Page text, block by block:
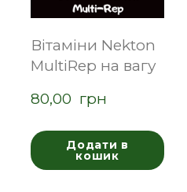
Вітаміни Nekton
MultiRep на вагу
80,00  грн
Додати в
кошик